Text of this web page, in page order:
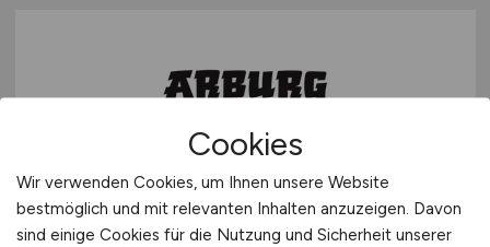
CRM Marketing-Manager
(m/w/d)
Cookies
Wir verwenden Cookies, um Ihnen unsere Website
bestmöglich und mit relevanten Inhalten anzuzeigen. Davon
sind einige Cookies für die Nutzung und Sicherheit unserer